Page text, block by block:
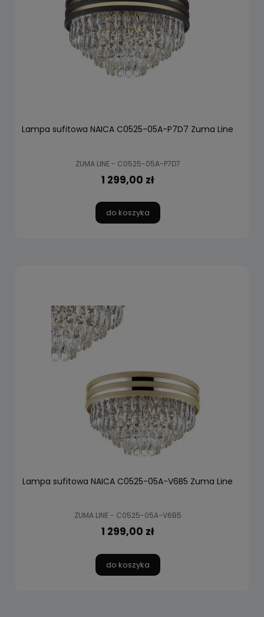
Lampa sufitowa NAICA C0525-05A-P7D7 Zuma Line
ZUMA LINE - C0525-05A-P7D7
1 299,00 zł
do koszyka
Lampa sufitowa NAICA C0525-05A-V6B5 Zuma Line
ZUMA LINE - C0525-05A-V6B5
1 299,00 zł
do koszyka